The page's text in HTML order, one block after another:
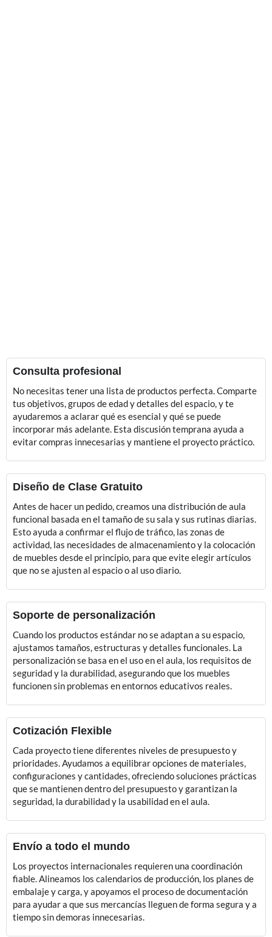
Consulta profesional
No necesitas tener una lista de productos perfecta. Comparte
tus objetivos, grupos de edad y detalles del espacio, y te
ayudaremos a aclarar qué es esencial y qué se puede
incorporar más adelante. Esta discusión temprana ayuda a
evitar compras innecesarias y mantiene el proyecto práctico.
Diseño de Clase Gratuito
Antes de hacer un pedido, creamos una distribución de aula
funcional basada en el tamaño de su sala y sus rutinas diarias.
Esto ayuda a confirmar el flujo de tráfico, las zonas de
actividad, las necesidades de almacenamiento y la colocación
de muebles desde el principio, para que evite elegir artículos
que no se ajusten al espacio o al uso diario.
Soporte de personalización
Cuando los productos estándar no se adaptan a su espacio,
ajustamos tamaños, estructuras y detalles funcionales. La
personalización se basa en el uso en el aula, los requisitos de
seguridad y la durabilidad, asegurando que los muebles
funcionen sin problemas en entornos educativos reales.
Cotización Flexible
Cada proyecto tiene diferentes niveles de presupuesto y
prioridades. Ayudamos a equilibrar opciones de materiales,
configuraciones y cantidades, ofreciendo soluciones prácticas
que se mantienen dentro del presupuesto y garantizan la
seguridad, la durabilidad y la usabilidad en el aula.
Envío a todo el mundo
Los proyectos internacionales requieren una coordinación
fiable. Alineamos los calendarios de producción, los planes de
embalaje y carga, y apoyamos el proceso de documentación
para ayudar a que sus mercancías lleguen de forma segura y a
tiempo sin demoras innecesarias.